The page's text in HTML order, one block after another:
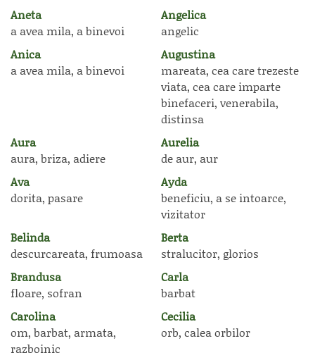
Aneta
a avea mila, a binevoi
Angelica
angelic
Anica
a avea mila, a binevoi
Augustina
mareata, cea care trezeste
viata, cea care imparte
binefaceri, venerabila,
distinsa
Aura
aura, briza, adiere
Aurelia
de aur, aur
Ava
dorita, pasare
Ayda
beneficiu, a se intoarce,
vizitator
Belinda
descurcareata, frumoasa
Berta
stralucitor, glorios
Brandusa
floare, sofran
Carla
barbat
Carolina
om, barbat, armata,
razboinic
Cecilia
orb, calea orbilor